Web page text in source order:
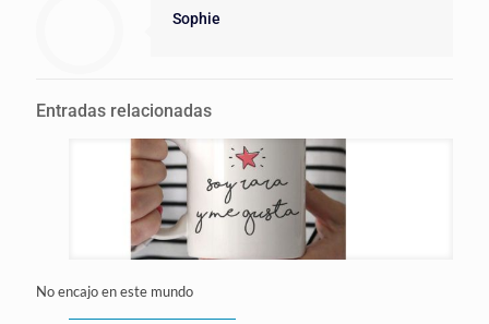
Sophie
Entradas relacionadas
No encajo en este mundo